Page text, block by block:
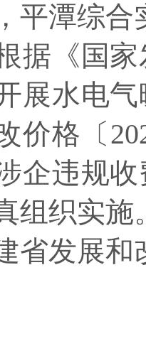
平潭综
《国家
展水电
价格〔
企违规
组织实施
省发展和